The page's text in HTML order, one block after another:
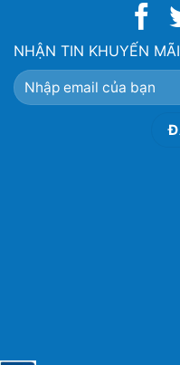
NHẬN TIN KHUYẾN MÃI